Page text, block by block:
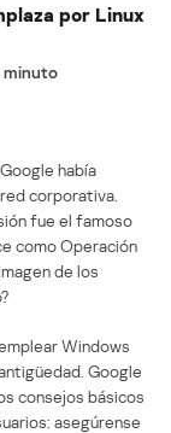
por Linux
minuto
había
corporativa.
fue el famoso
como Operación
de los
Windows
Google
consejos básicos
asegúrense